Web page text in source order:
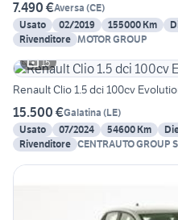
7.490 €Aversa (CE)
Usato
02/2019 155000 Km
Rivenditore MOTOR GROUP
15
Renault Clio 1.5 dci 100cv
15.500 €Galatina (LE)
Usato
07/2024 54600 Km
Rivenditore CENTRAUTO GROUP